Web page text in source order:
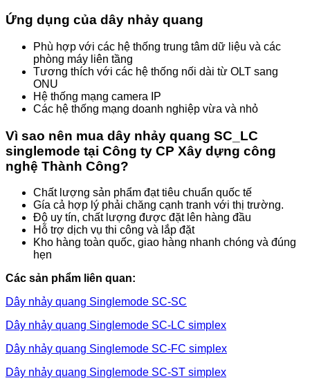
Ứng dụng của dây nhảy quang
Phù hợp với các hệ thống trung tâm dữ liệu và các
phòng máy liên tầng
Tương thích với các hệ thống nối dài từ OLT sang
ONU
Hệ thống mạng camera IP
Các hệ thống mạng doanh nghiệp vừa và nhỏ
Vì sao nên mua dây nhảy quang SC_LC
singlemode tại Công ty CP Xây dựng công
nghệ Thành Công?
Chất lượng sản phẩm đạt tiêu chuẩn quốc tế
Gía cả hợp lý phải chăng cạnh tranh với thị trường.
Độ uy tín, chất lượng được đặt lên hàng đầu
Hỗ trợ dịch vụ thi công và lắp đặt
Kho hàng toàn quốc, giao hàng nhanh chóng và đúng
hẹn
Các sản phẩm liên quan:
Dây nhảy quang Singlemode SC-SC
Dây nhảy quang Singlemode SC-LC simplex
Dây nhảy quang Singlemode SC-FC simplex
Dây nhảy quang Singlemode SC-ST simplex